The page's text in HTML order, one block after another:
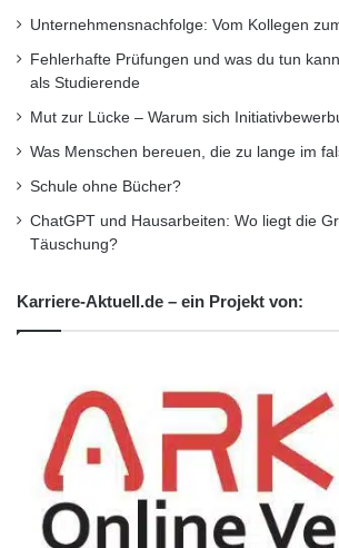
Unternehmensnachfolge: Vom Kollegen
Fehlerhafte Prüfungen und was du tun
als Studierende
Mut zur Lücke – Warum sich
Was Menschen bereuen, die zu lange im
Schule ohne Bücher?
ChatGPT und Hausarbeiten: Wo liegt die
Täuschung?
Karriere-Aktuell.de – ein Projekt von: